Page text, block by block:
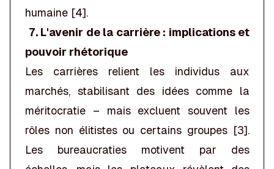
humaine [4].
7. L'avenir de la carrière : implications et
pouvoir rhétorique
Les carrières relient les individus aux
marchés, stabilisant des idées comme la
méritocratie – mais excluent souvent les
rôles non élitistes ou certains groupes [3].
Les bureaucraties motivent par des